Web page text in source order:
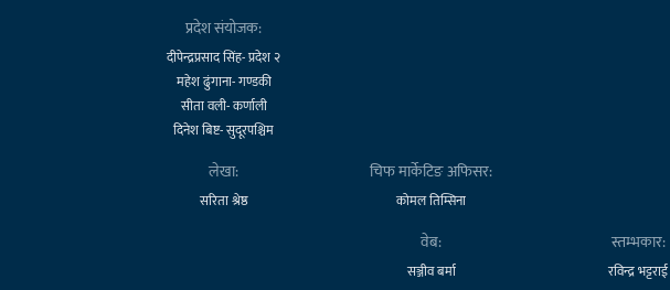
प्रदेश संयोजक:
दीपेन्द्रप्रसाद सिंह- प्रदेश २
महेश ढुंगाना- गण्डकी
सीता वली- कर्णाली
दिनेश बिष्ट- सुदूरपश्चिम
लेखा:
सरिता श्रेष्ठ
चिफ मार्केटिङ अफिसर:
कोमल तिम्सिना
वेब:
सञ्जीव बर्मा
स्तम्भकार:
रविन्द्र भट्टराई